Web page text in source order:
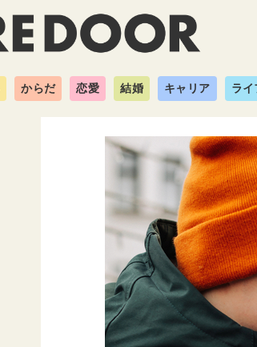
からだ 恋愛 結婚 キャリア ラ